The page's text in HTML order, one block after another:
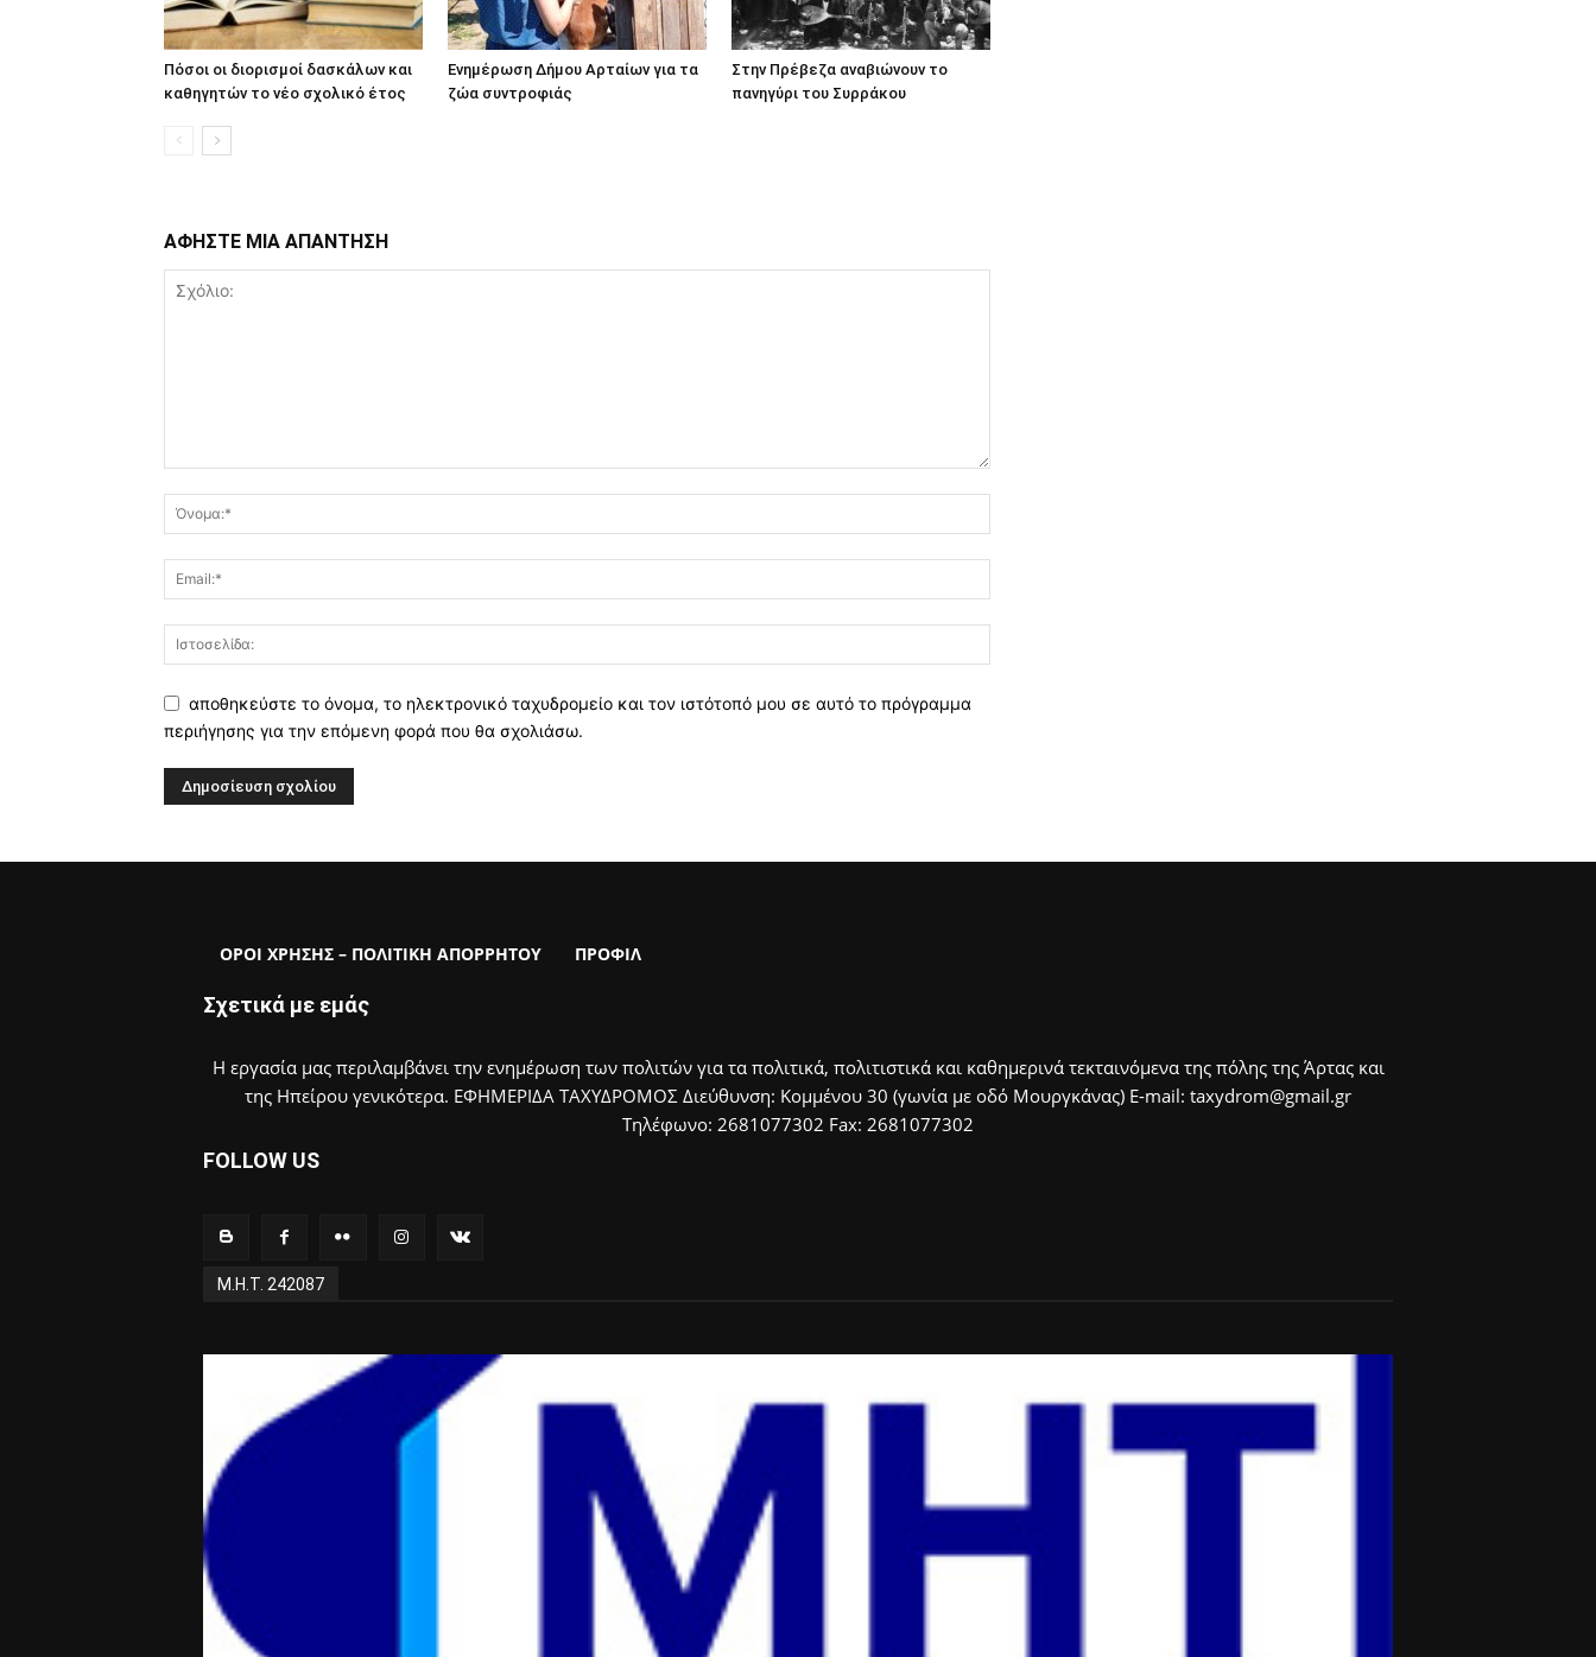
Πόσοι οι διορισμοί δασκάλων και
καθηγητών το νέο σχολικό έτος
Ενημέρωση Δήμου Αρταίων για τα
ζώα συντροφιάς
Στην Πρέβεζα αναβιώνουν το
πανηγύρι του Συρράκου
ΑΦΗΣΤΕ ΜΙΑ ΑΠΑΝΤΗΣΗ
αποθηκεύστε το όνομα, το ηλεκτρονικό ταχυδρομείο και τον ιστότοπό μου σε αυτό το πρόγραμμα
περιήγησης για την επόμενη φορά που θα σχολιάσω.
ΟΡΟΙ ΧΡΗΣΗΣ – ΠΟΛΙΤΙΚΗ ΑΠΟΡΡΗΤΟΥ ΠΡΟΦΙΛ
Σχετικά με εμάς
Η εργασία μας περιλαμβάνει την ενημέρωση των πολιτών για τα πολιτικά, πολιτιστικά και καθημερινά τεκταινόμενα της πόλης της Άρτας και
της Ηπείρου γενικότερα. ΕΦΗΜΕΡΙΔΑ ΤΑΧΥΔΡΟΜΟΣ Διεύθυνση: Κομμένου 30 (γωνία με οδό Μουργκάνας) E-mail: taxydrom@gmail.gr
Τηλέφωνο: 2681077302 Fax: 2681077302
FOLLOW US
Μ.Η.Τ. 242087